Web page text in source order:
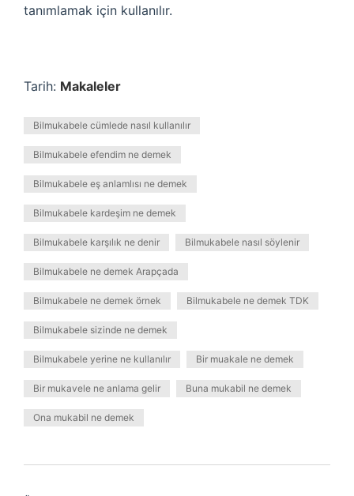
tanımlamak için kullanılır.
Tarih: Makaleler
Bilmukabele cümlede nasıl kullanılır
Bilmukabele efendim ne demek
Bilmukabele eş anlamlısı ne demek
Bilmukabele kardeşim ne demek
Bilmukabele karşılık ne denir Bilmukabele nasıl söylenir
Bilmukabele ne demek Arapçada
Bilmukabele ne demek örnek Bilmukabele ne demek TDK
Bilmukabele sizinde ne demek
Bilmukabele yerine ne kullanılır Bir muakale ne demek
Bir mukavele ne anlama gelir Buna mukabil ne demek
Ona mukabil ne demek